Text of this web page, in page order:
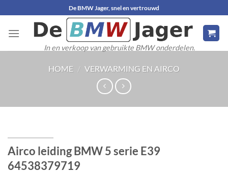
naar
inhoud
De BMW Jager, snel en vertrouwd
In en verkoop van gebruikte BMW onderdelen.
HOME / VERWARMING EN AIRCO
Airco leiding BMW 5 serie E39
64538379719